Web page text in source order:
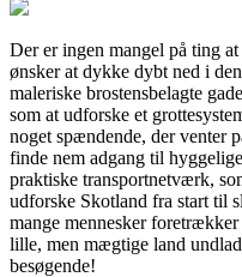
Der er ingen mangel på ting
ønsker at dykke dybt ned i
maleriske brostensbelagte
som at udforske et
noget spændende, der venter
finde nem adgang til
praktiske transportnetværk,
udforske Skotland fra start til
mange mennesker
lille, men mægtige land
besøgende!